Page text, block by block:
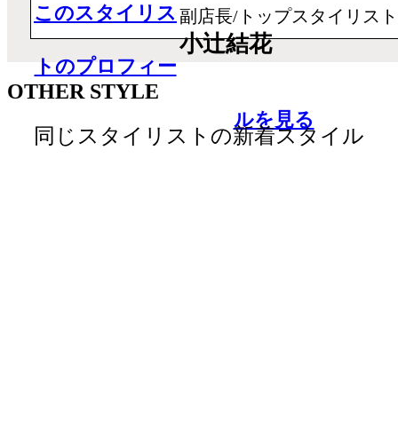
副店長/トップスタイリスト
小辻結花
このスタイリス
トのプロフィー
ルを見る
OTHER STYLE
同じスタイリストの新着スタイル